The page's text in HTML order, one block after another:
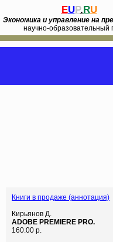
EUP.RU
Экономика и управление на
научно-образовательный
Книги в продаже (аннотация)
Кирьянов Д.
ADOBE PREMIERE PRO.
160.00 р.